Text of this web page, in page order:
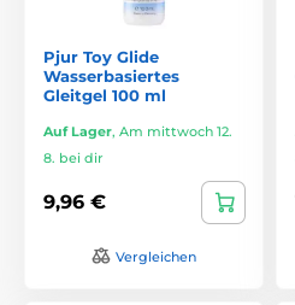
Pjur Toy Glide
Wasserbasiertes
Gleitgel 100 ml
Auf Lager, Am mittwoch 12.
8. bei dir
9,96 €
Vergleichen